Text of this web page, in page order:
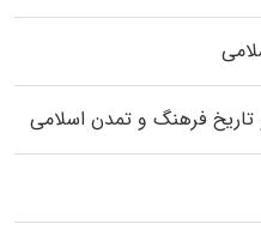
تاریخ فرهنگ و تمدن اسلامی